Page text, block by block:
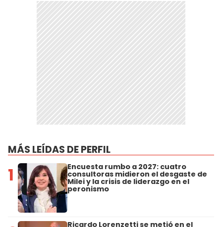
MÁS LEÍDAS DE PERFIL
1 Encuesta rumbo a 2027: cuatro
consultoras midieron el desgaste de
Milei y la crisis de liderazgo en el
peronismo
Ricardo Lorenzetti se metió en el